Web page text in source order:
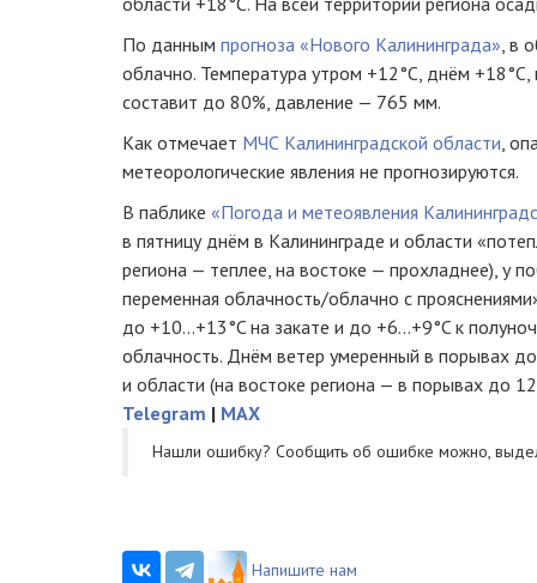
По данным прогноза «Нового Калининграда» , в
облачно. Температура утром +12°C, днём
составит до 80%, давление — 765 мм.
Как отмечает МЧС Калининградской области ,
метеорологические явления не прогнозируются.
В паблике «Погода и метеоявления
в пятницу днём в Калининграде и области
региона — теплее, на востоке — прохладнее), у
переменная облачность/облачно с
до +10...+13°C на закате и до +6...+9°C к
облачность. Днём ветер умеренный в порывах
и области (на востоке региона — в порывах до
Telegram | MAX
Нашли ошибку? Cообщить об ошибке можно,
Напишите нам